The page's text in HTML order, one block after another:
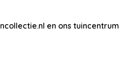
en ons tuincentrum